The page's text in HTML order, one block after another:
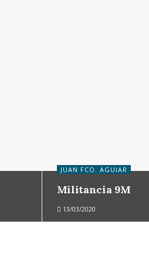
JUAN FCO. AGUIAR
Militancia 9M
13/03/2020